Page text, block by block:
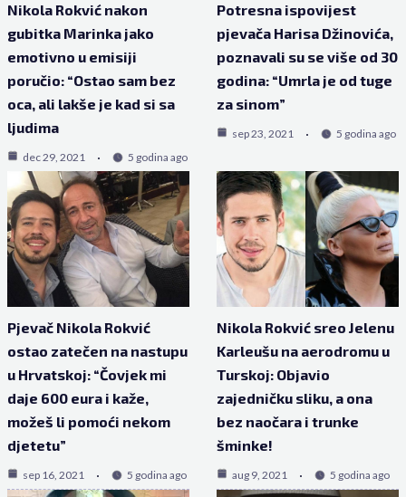
Nikola Rokvić nakon
gubitka Marinka jako
emotivno u emisiji
poručio: “Ostao sam bez
oca, ali lakše je kad si sa
ljudima
dec 29, 2021 5 godina ago
Potresna ispovijest
pjevača Harisa Džinovića,
poznavali su se više od 30
godina: “Umrla je od tuge
za sinom”
sep 23, 2021 5 godina ago
Pjevač Nikola Rokvić
ostao zatečen na nastupu
u Hrvatskoj: “Čovjek mi
daje 600 eura i kaže,
možeš li pomoći nekom
djetetu”
sep 16, 2021 5 godina ago
Nikola Rokvić sreo Jelenu
Karleušu na aerodromu u
Turskoj: Objavio
zajedničku sliku, a ona
bez naočara i trunke
šminke!
aug 9, 2021 5 godina ago